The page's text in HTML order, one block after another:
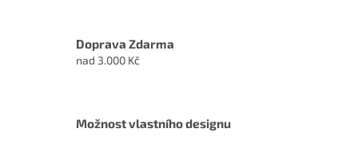
Doprava Zdarma
nad 3.000 Kč
Možnost vlastního designu